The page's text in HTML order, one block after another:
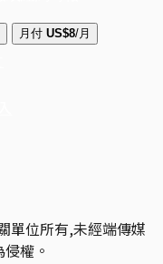
月付 US$8/月
單位所有,未經端傳媒
權。